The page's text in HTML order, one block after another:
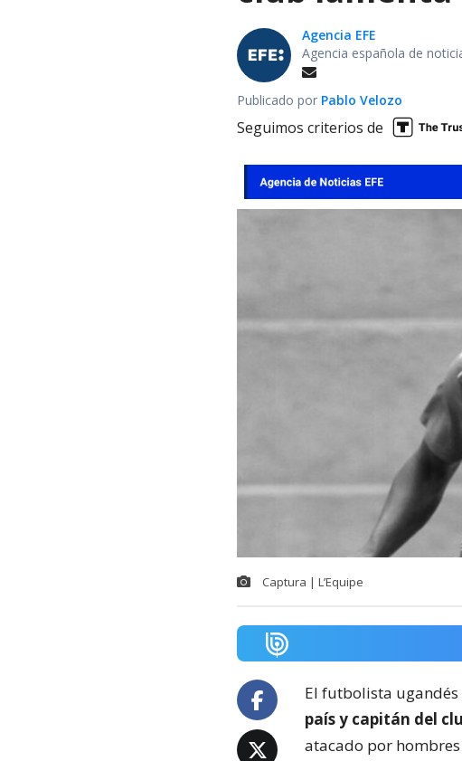
Agencia EFE
Agencia española de
Publicado por Pablo Velozo
Seguimos criterios de
Captura | L’Equipe
El futbolista ugandés
país y capitán del
atacado por